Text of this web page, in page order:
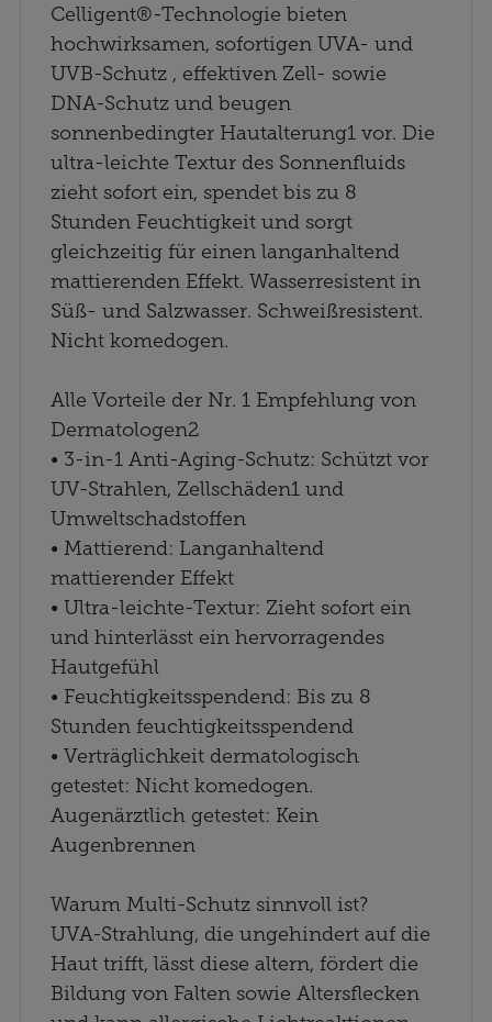
Celligent®-Technologie bieten
hochwirksamen, sofortigen UVA- und
UVB-Schutz , effektiven Zell- sowie
DNA-Schutz und beugen
sonnenbedingter Hautalterung1 vor. Die
ultra-leichte Textur des Sonnenfluids
zieht sofort ein, spendet bis zu 8
Stunden Feuchtigkeit und sorgt
gleichzeitig für einen langanhaltend
mattierenden Effekt. Wasserresistent in
Süß- und Salzwasser. Schweißresistent.
Nicht komedogen.
Alle Vorteile der Nr. 1 Empfehlung von
Dermatologen2
• 3-in-1 Anti-Aging-Schutz: Schützt vor
UV-Strahlen, Zellschäden1 und
Umweltschadstoffen
• Mattierend: Langanhaltend
mattierender Effekt
• Ultra-leichte-Textur: Zieht sofort ein
und hinterlässt ein hervorragendes
Hautgefühl
• Feuchtigkeitsspendend: Bis zu 8
Stunden feuchtigkeitsspendend
• Verträglichkeit dermatologisch
getestet: Nicht komedogen.
Augenärztlich getestet: Kein
Augenbrennen
Warum Multi-Schutz sinnvoll ist?
UVA-Strahlung, die ungehindert auf die
Haut trifft, lässt diese altern, fördert die
Bildung von Falten sowie Altersflecken